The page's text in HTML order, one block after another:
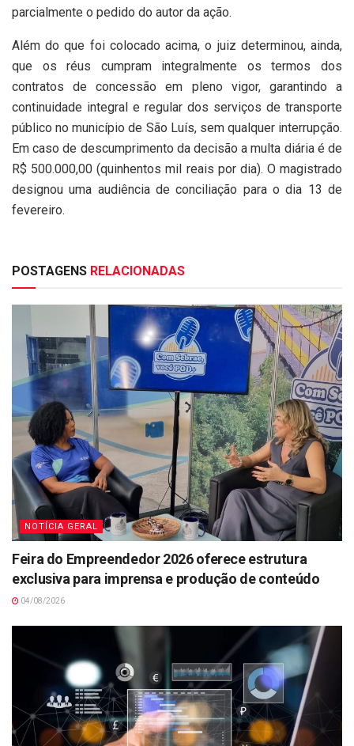
parcialmente o pedido do autor da ação.
Além do que foi colocado acima, o juiz determinou, ainda,
que os réus cumpram integralmente os termos dos
contratos de concessão em pleno vigor, garantindo a
continuidade integral e regular dos serviços de transporte
público no município de São Luís, sem qualquer interrupção.
Em caso de descumprimento da decisão a multa diária é de
R$ 500.000,00 (quinhentos mil reais por dia). O magistrado
designou uma audiência de conciliação para o dia 13 de
fevereiro.
POSTAGENS RELACIONADAS
NOTÍCIA GERAL
Feira do Empreendedor 2026 oferece estrutura
exclusiva para imprensa e produção de conteúdo
04/08/2026